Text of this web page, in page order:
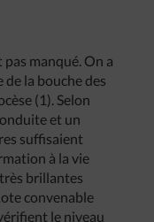
pas manqué. On a
la bouche des
(1). Selon
et un
suffisaient
à la vie
brillantes
convenable
le niveau